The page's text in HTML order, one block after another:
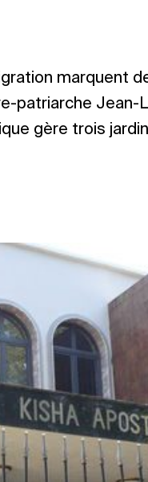
marquent
patriarche Jean-
gère trois